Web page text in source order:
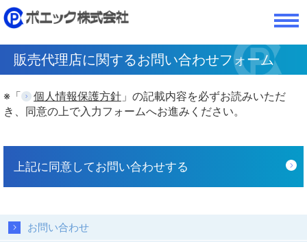
お問い合わせ
販売代理店に関するお問い合わせフォーム
※「 個人情報保護方針 」の記載内容を必ずお読みいただ
き、同意の上で入力フォームへお進みください。
上記に同意してお問い合わせする